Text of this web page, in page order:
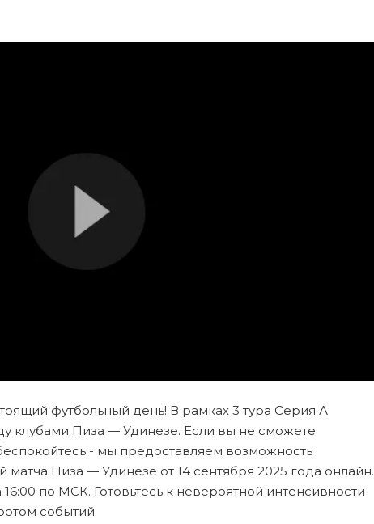
футбольный день! В рамках 3 тура Серия А
клубами Пиза — Удинезе. Если вы не сможете
- мы предоставляем возможность
матча Пиза — Удинезе от 14 сентября 2025 года онлайн.
по МСК. Готовьтесь к невероятной интенсивности
событий.